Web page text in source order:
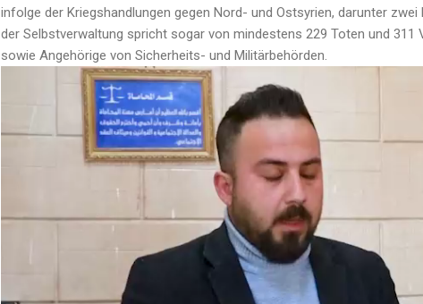
infolge der Kriegshandlungen gegen Nord- und Ostsyrien, darunter
der Selbstverwaltung spricht sogar von mindestens 229 Toten und
sowie Angehörige von Sicherheits- und Militärbehörden.